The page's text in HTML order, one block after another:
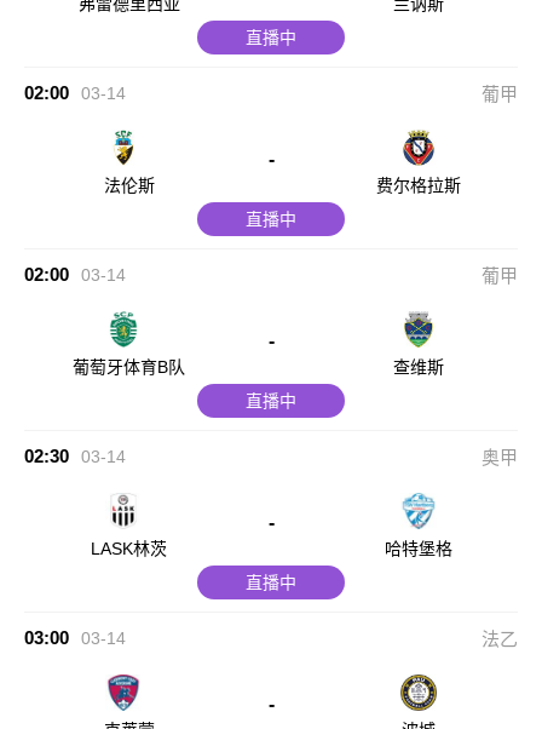
直播中
02:00 03-14 葡甲
法伦斯
-
费尔格拉斯
直播中
02:00 03-14 葡甲
葡萄牙体育B队
-
查维斯
直播中
02:30 03-14 奥甲
LASK林茨
-
哈特堡格
直播中
03:00 03-14 法乙
-